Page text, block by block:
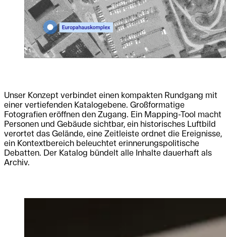
Unser Konzept verbindet einen kompakten Rundgang mit
einer vertiefenden Katalogebene. Großformatige
Fotografien eröffnen den Zugang. Ein Mapping-Tool macht
Personen und Gebäude sichtbar, ein historisches Luftbild
verortet das Gelände, eine Zeitleiste ordnet die Ereignisse,
ein Kontextbereich beleuchtet erinnerungspolitische
Debatten. Der Katalog bündelt alle Inhalte dauerhaft als
Archiv.